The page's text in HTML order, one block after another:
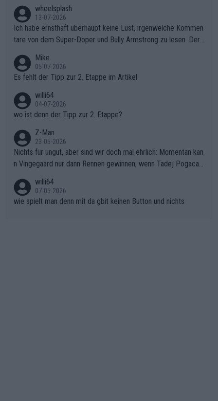
s Berges kontinuierlich auszubauen.Die Quittung im FinaleReus
sers Einbruch: Erst als Reusser komplett einbrach, übernahm V
ollering die Initiative.Zu spätes Erwachen: Zu diesem Zeitpunkt
war das Loch zu Niewiadoma bereits zu groß, um es im Allein
en.Teurer Sekundenpoker: Die Quittung sind nun 15 Sekunden
Rückstand im Gesamtklassement – ein Polster, das Niewiado
gibt. Diese Etappe wird sicher als der psychologische Wendep
unkt dieser Tour in die Geschichte eingehen. Wenn man bei so
einem harten Aufstieg einmal den Moment verpasst und der K
onkurrentin die "zweite Luft" schenkt, ist der Schaden am Ber
g kaum noch zu reparieren.Vor uns liegt nun das große Finale R
ichtung Nizza. Niewiadoma hat psychologisch Oberwasser, ab
er SD Worx und Vollering müssen jetzt All-In gehen. (gregman
n)
wheelsplash
13-07-2026
Ich habe ernsthaft überhaupt keine Lust, irgenwelche Kommen
tare von dem Super-Doper und Bully Armstrong zu lesen. Der
r die gehört nicht in dieses Medium!
Mike
05-07-2026
Es fehlt der Tipp zur 2. Etappe im Artikel
willi64
04-07-2026
wo ist denn der Tipp zur 2. Etappe?
Z-Man
23-05-2026
Nichts für ungut, aber sind wir doch mal ehrlich: Momentan kan
n Vingegaard nur dann Rennen gewinnen, wenn Tadej Pogacar
willi64
07-05-2026
wie spielt man denn mit da gbit keinen Button und nichts